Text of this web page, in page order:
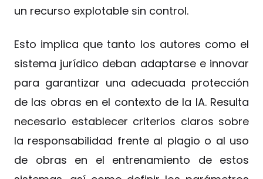
un recurso explotable sin control.
Esto implica que tanto los autores como el
sistema jurídico deban adaptarse e innovar
para garantizar una adecuada protección
de las obras en el contexto de la IA. Resulta
necesario establecer criterios claros sobre
la responsabilidad frente al plagio o al uso
de obras en el entrenamiento de estos